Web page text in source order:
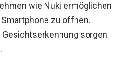
wie Nuki ermöglichen
zu öffnen.
sorgen